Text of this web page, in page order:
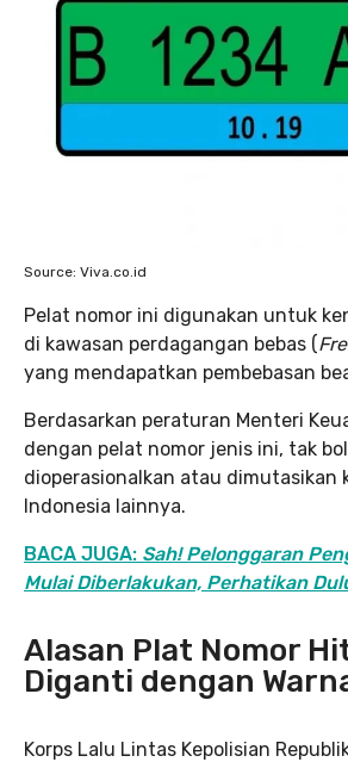
Source: Viva.co.id
Pelat nomor ini digunakan untuk
di kawasan perdagangan bebas (
yang mendapatkan pembebasan
Berdasarkan peraturan Menteri
dengan pelat nomor jenis ini, tak
dioperasionalkan atau dimutasikan
Indonesia lainnya.
BACA JUGA: Sah! Pelonggaran
Mulai Diberlakukan, Perhatikan
Alasan Plat Nomor
Diganti dengan
Korps Lalu Lintas Kepolisian